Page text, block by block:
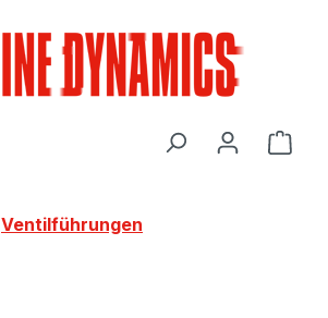
Ventilführungen